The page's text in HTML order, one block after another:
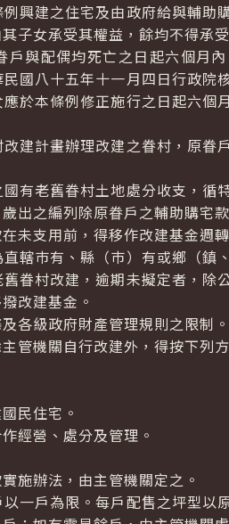
之住宅及由政府給與輔助購
子女承受其權益，餘均不得承
與配偶均死亡之日起六個月
國八十五年十一月四日行政院
於本條例修正施行之日起六個
建計畫辦理改建之眷村，原眷
舊眷村土地處分收支，循特
出之編列除原眷戶之輔助購宅
未支用前，得移作改建基金週
轄巿有、縣（巿）有或鄉（鎮
眷村改建，逾期未擬定者，除
改建基金。
各級政府財產管理規則之限制。
機關自行改建外，得按下列方
民住宅。
經營、處分及管理。
施辦法，由主管機關定之。
戶為限。每戶配售之坪型以